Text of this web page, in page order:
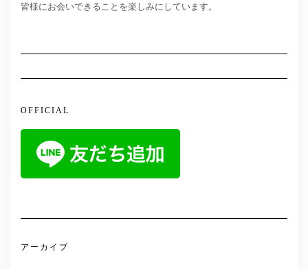
皆様にお会いできることを楽しみにしています。
OFFICIAL
アーカイブ